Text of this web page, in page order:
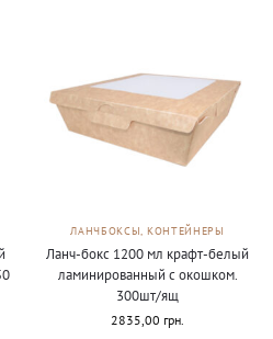
ЛАНЧБОКСЫ, КОНТЕЙНЕРЫ
Ланч-бокс 1200 мл крафт-белый
ламинированный с окошком.
300шт/ящ
2835,00 грн.